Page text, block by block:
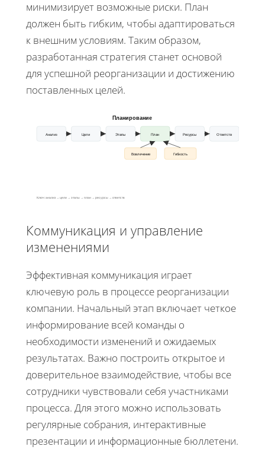
минимизирует возможные риски. План
должен быть гибким, чтобы адаптироваться
к внешним условиям. Таким образом,
разработанная стратегия станет основой
для успешной реорганизации и достижению
поставленных целей.
Планирование
Анализ Цели Этапы План Ресурсы Ответств
Вовлечение Гибкость
Ключ: анализ → цели → этапы → план → ресурсы → ответств
Коммуникация и управление
изменениями
Эффективная коммуникация играет
ключевую роль в процессе реорганизации
компании. Начальный этап включает четкое
информирование всей команды о
необходимости изменений и ожидаемых
результатах. Важно построить открытое и
доверительное взаимодействие, чтобы все
сотрудники чувствовали себя участниками
процесса. Для этого можно использовать
регулярные собрания, интерактивные
презентации и информационные бюллетени.